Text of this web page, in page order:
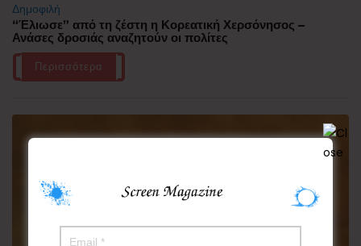
Δημοφιλή
“Έλιωσε” από τη ζέστη η Κορεατική Χερσόνησος –
Ανάσες δροσιάς αναζητούν οι πολίτες
Περισσότερα